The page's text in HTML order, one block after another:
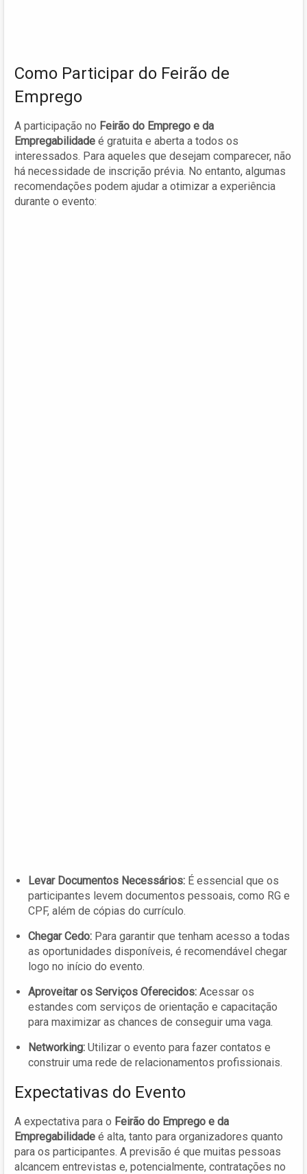
Como Participar do Feirão de
Emprego
A participação no Feirão do Emprego e da
Empregabilidade é gratuita e aberta a todos os
interessados. Para aqueles que desejam comparecer, não
há necessidade de inscrição prévia. No entanto, algumas
recomendações podem ajudar a otimizar a experiência
durante o evento:
Levar Documentos Necessários: É essencial que os
participantes levem documentos pessoais, como RG e
CPF, além de cópias do currículo.
Chegar Cedo: Para garantir que tenham acesso a todas
as oportunidades disponíveis, é recomendável chegar
logo no início do evento.
Aproveitar os Serviços Oferecidos: Acessar os
estandes com serviços de orientação e capacitação
para maximizar as chances de conseguir uma vaga.
Networking: Utilizar o evento para fazer contatos e
construir uma rede de relacionamentos profissionais.
Expectativas do Evento
A expectativa para o Feirão do Emprego e da
Empregabilidade é alta, tanto para organizadores quanto
para os participantes. A previsão é que muitas pessoas
alcancem entrevistas e, potencialmente, contratações no